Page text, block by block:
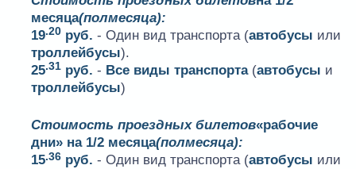
месяца(полмесяца):
19.20 руб. - Один вид транспорта (автобусы или
троллейбусы).
25.31 руб. - Все виды транспорта(автобусы и
троллейбусы)
Стоимость проездных билетов«рабочие
дни» на 1/2 месяца(полмесяца):
15.36 руб. - Один вид транспорта (автобусы или